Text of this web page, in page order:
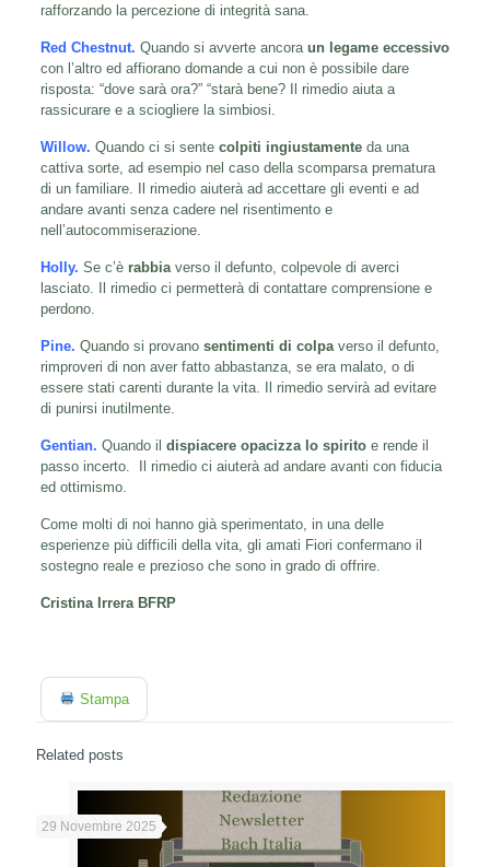
rafforzando la percezione di integrità sana.
Red Chestnut. Quando si avverte ancoraun legame eccessivo
con l’altro ed affiorano domande a cui non è possibile dare
risposta: “dove sarà ora?” “starà bene? Il rimedio aiuta a
rassicurare e a sciogliere la simbiosi.
Willow. Quando ci si sente colpiti ingiustamenteda una
cattiva sorte, ad esempio nel caso della scomparsa prematura
di un familiare. Il rimedio aiuterà ad accettare gli eventi e ad
andare avanti senza cadere nel risentimento e
nell’autocommiserazione.
Holly. Se c’è rabbiaverso il defunto, colpevole di averci
lasciato. Il rimedio ci permetterà di contattare comprensione e
perdono.
Pine. Quando si provano sentimenti di colpaverso il defunto,
rimproveri di non aver fatto abbastanza, se era malato, o di
essere stati carenti durante la vita. Il rimedio servirà ad evitare
di punirsi inutilmente.
Gentian. Quando il dispiacere opacizza lo spiritoe rende il
passo incerto. Il rimedio ci aiuterà ad andare avanti con fiducia
ed ottimismo.
Come molti di noi hanno già sperimentato, in una delle
esperienze più difficili della vita, gli amati Fiori confermano il
sostegno reale e prezioso che sono in grado di offrire.
Cristina Irrera BFRP
Stampa
Related posts
29 Novembre 2025